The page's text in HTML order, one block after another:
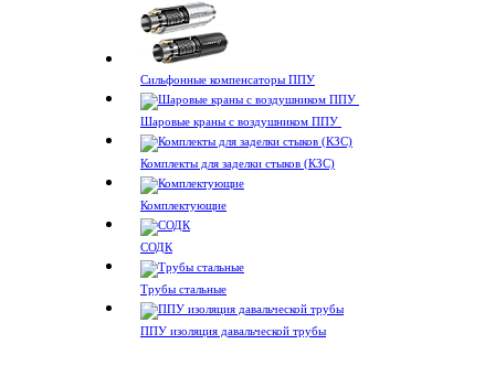
Сильфонные компенсаторы ППУ
Шаровые краны с воздушником ППУ
Комплекты для заделки стыков (КЗС)
Комплектующие
СОДК
Трубы стальные
ППУ изоляция давальческой трубы